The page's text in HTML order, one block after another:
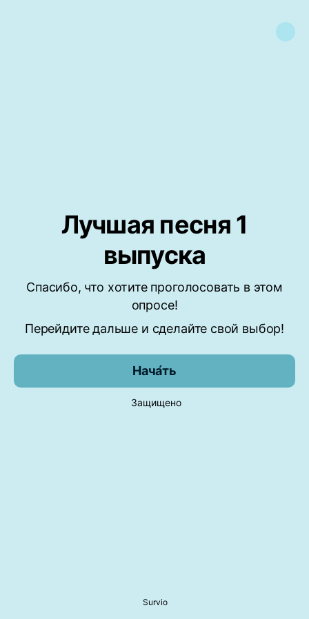
Лучшая песня 1
выпуска
Спасибо, что хотите проголосовать в этом
опросе!
Перейдите дальше и сделайте свой выбор!
Нача́ть
Защищено
Survio